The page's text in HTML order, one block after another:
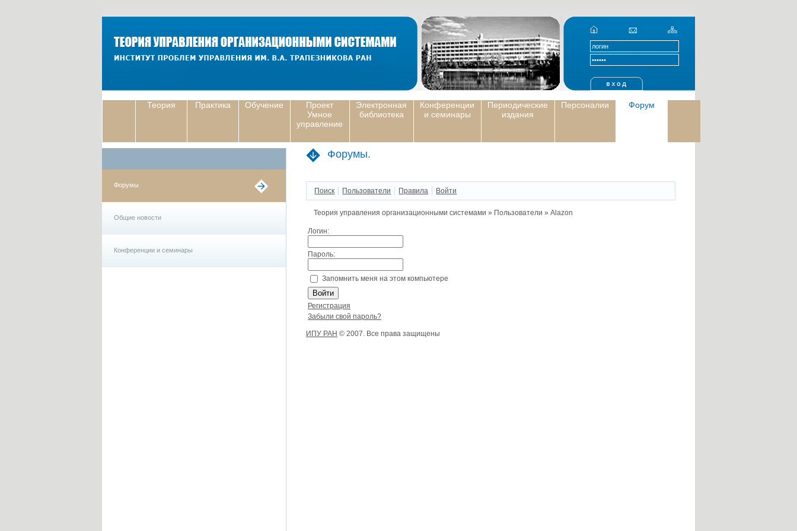
Теория Практика Обучение
Проект
Умное
управление
Электронная
библиотека
Конференции
и семинары
Периодические
издания
Персоналии Форум
Форумы
Общие новости
Конференции и семинары
Форумы.
Поиск Пользователи Правила Войти
Теория управления организационными системами » Пользователи »Alazon
Логин:
Пароль:
Запомнить меня на этом компьютере
Регистрация
Забыли свой пароль?
ИПУ РАН © 2007. Все права защищены